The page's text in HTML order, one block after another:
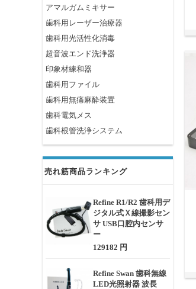
アマルガムミキサー
歯科用レーザー治療器
歯科用光活性化消毒
超音波エンド洗浄器
印象材練和器
歯科用ファイル
歯科用無痛麻酔装置
歯科電気メス
歯科根管洗浄システム
売れ筋商品ランキング
Refine R1/R2 歯科用デ
ジタル式Ｘ線撮影セン
サ USB口腔内センサ
ー
129182 円
Refine Swan 歯科無線
LED光照射器 波長